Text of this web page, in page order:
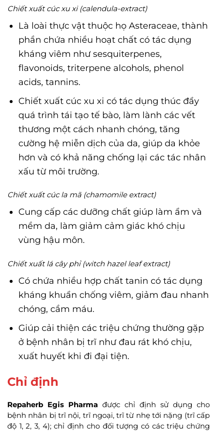
Chiết xuất cúc xu xi (calendula-extract)
Là loài thực vật thuộc họ Asteraceae, thành
phần chứa nhiều hoạt chất có tác dụng
kháng viêm như sesquiterpenes,
flavonoids, triterpene alcohols, phenol
acids, tannins.
Chiết xuất cúc xu xi có tác dụng thúc đẩy
quá trình tái tạo tế bào, làm lành các vết
thương một cách nhanh chóng, tăng
cường hệ miễn dịch của da, giúp da khỏe
hơn và có khả năng chống lại các tác nhân
xấu từ môi trường.
Chiết xuất cúc la mã (chamomile extract)
Cung cấp các dưỡng chất giúp làm ẩm và
mềm da, làm giảm cảm giác khó chịu
vùng hậu môn.
Chiết xuất lá cây phỉ (witch hazel leaf extract)
Có chứa nhiều hợp chất tanin có tác dụng
kháng khuẩn chống viêm, giảm đau nhanh
chóng, cầm máu.
Giúp cải thiện các triệu chứng thường gặp
ở bệnh nhân bị trĩ như đau rát khó chịu,
xuất huyết khi đi đại tiện.
Chỉ định
Repaherb Egis Pharma được chỉ định sử dụng cho
bệnh nhân bị trĩ nội, trĩ ngoại, trĩ từ nhẹ tới nặng (trĩ cấp
độ 1, 2, 3, 4); chỉ định cho đối tượng có các triệu chứng